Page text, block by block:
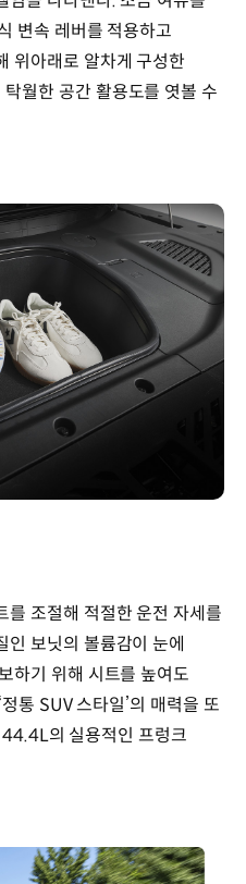
변속 레버를 적용하고
위아래로 알차게 구성한
월한 공간 활용도를 엿볼 수
조절해 적절한 운전 자세를
보닛의 볼륨감이 눈에
하기 위해 시트를 높여도
통 SUV 스타일’의 매력을 또
의 실용적인 프렁크